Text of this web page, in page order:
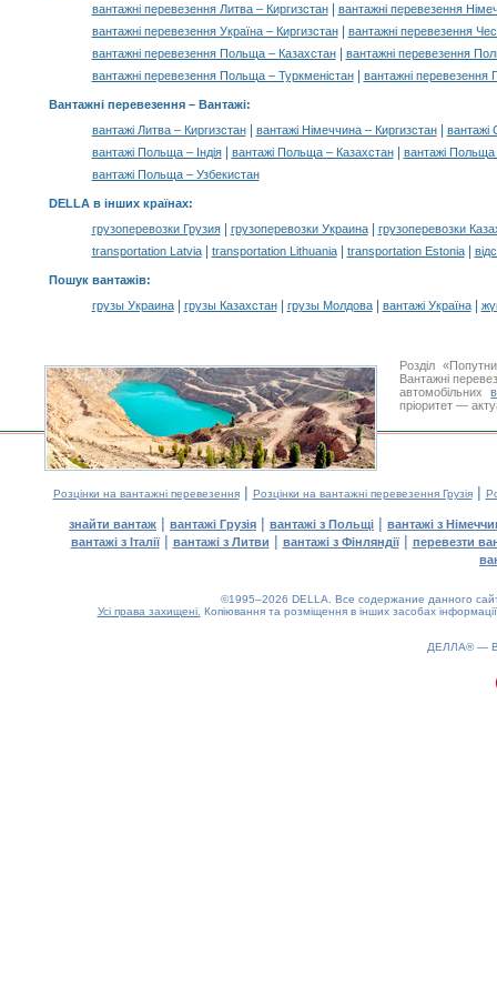
вантажні перевезення Литва – Киргизстан|
вантажні перевезення
вантажні перевезення Україна – Киргизстан|
вантажні перевезення
вантажні перевезення Польща – Казахстан|
вантажні перевезення
вантажні перевезення Польща – Туркменістан| вантажні перевезення
Вантажні перевезення – Вантажі:
вантажі Литва – Киргизстан| вантажі Німеччина – Киргизстан|
вантажі
вантажі Польща – Індія| вантажі Польща – Казахстан|
вантажі Польща
вантажі Польща – Узбекистан
DELLA в інших країнах:
грузоперевозки Грузия| грузоперевозки Украина|
грузоперевозки
transportation Latvia| transportation Lithuania| transportation Estonia|
Пошук вантажів:
грузы Украина| грузы Казахстан| грузы Молдова| вантажі Україна|
Розділ
Вантажні
автомобільних
пріоритет —
Розцінки на вантажні перевезення| Розцінки на вантажні перевезення Грузія|
знайти вантаж | вантажі Грузія | вантажі з Польщі | вантажі з
вантажі з Італії| вантажі з Литви | вантажі з Фінляндії| перевезти
©1995–2026 DELLA. Все содержание данного
Усі права захищені. Копіювання та розміщення в інших засобах
ДЕЛЛА® —